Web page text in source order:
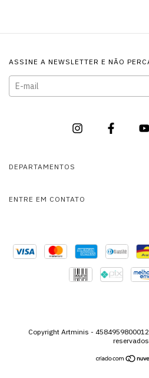
ASSINE A NEWSLETTER E NÃO
DEPARTAMENTOS
ENTRE EM CONTATO
Copyright Artminis -